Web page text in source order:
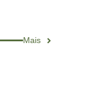
Mais